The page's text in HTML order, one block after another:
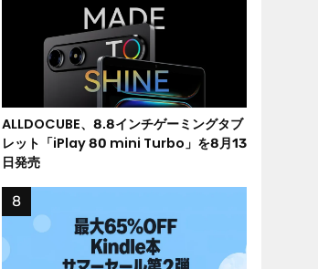
ALLDOCUBE、8.8インチゲーミングタブ
レット「iPlay 80 mini Turbo」を8月13
日発売